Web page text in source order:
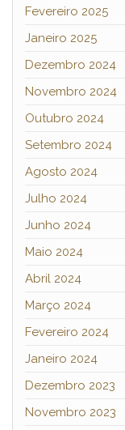
Fevereiro 2025
Janeiro 2025
Dezembro 2024
Novembro 2024
Outubro 2024
Setembro 2024
Agosto 2024
Julho 2024
Junho 2024
Maio 2024
Abril 2024
Março 2024
Fevereiro 2024
Janeiro 2024
Dezembro 2023
Novembro 2023